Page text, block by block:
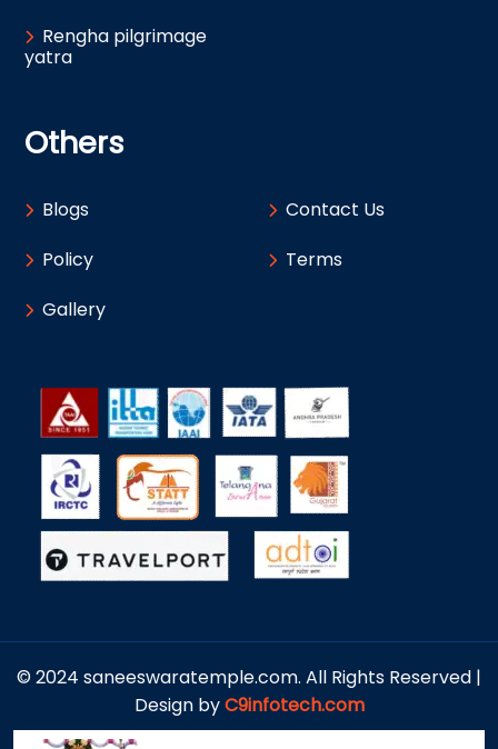
Rengha pilgrimage
yatra
Others
Blogs
Contact Us
Policy
Terms
Gallery
© 2024 saneeswaratemple.com. All Rights Reserved |
Design byC9infotech.com